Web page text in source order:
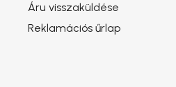
Áru visszaküldése
Reklamációs űrlap